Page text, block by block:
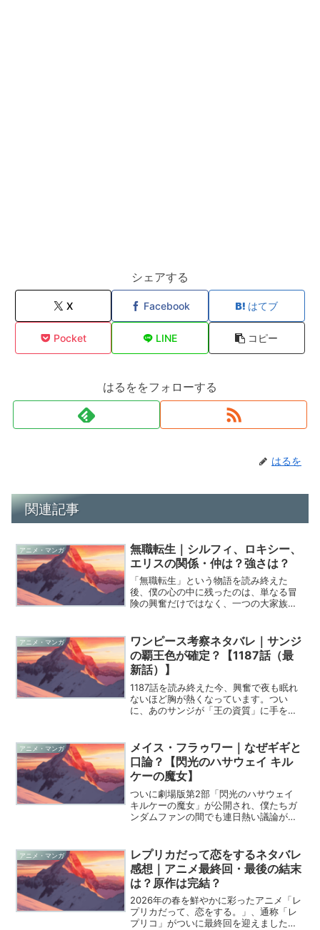
シェアする
X Facebook はてブ
Pocket LINE コピー
はるををフォローする
はるを
関連記事
アニメ・マンガ
無職転生｜シルフィ、ロキシー、
エリスの関係・仲は？強さは？
「無職転生」という物語を読み終えた
後、僕の心の中に残ったのは、単なる冒
険の興奮だけではなく、一つの大家族が
インは、主人公ルーデウスの人生を支え
る三つの大きな柱であり、彼...
アニメ・マンガ
ワンピース考察ネタバレ｜サンジ
の覇王色が確定？【1187話（最
新話）】
1187話を読み終えた今、興奮で夜も眠れ
ないほど胸が熱くなっています。つい
に、あのサンジが「王の資質」に手をか
とも呼べる神回でしたよね。特にサンジ
推しの皆さんにとっては...
アニメ・マンガ
メイス・フラゥワー｜なぜギギと
口論？【閃光のハサウェイ キル
ケーの魔女】
ついに劇場版第2部「閃光のハサウェイ
キルケーの魔女」が公開され、僕たちガ
ンダムファンの間でも連日熱い議論が交
イス・フラゥワーが今作では予想外に物
語の泥臭い人間ドラマ...
アニメ・マンガ
レプリカだって恋をするネタバレ
感想｜アニメ最終回・最後の結末
は？原作は完結？
2026年の春を鮮やかに彩ったアニメ「レ
プリカだって、恋をする。」、通称「レ
プリコ」がついに最終回を迎えました